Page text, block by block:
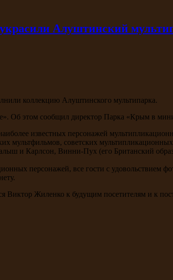
Алуштинский
коллекцию Алуштинского мультипарка.
Об этом сообщил директор Парка «Крым в
известных персонажей
мультфильмов, советских
и Карлсон, Винни-Пух (его Британский
персонажей, все гости с удовольствием
Жиленко к будущим посетителям и к